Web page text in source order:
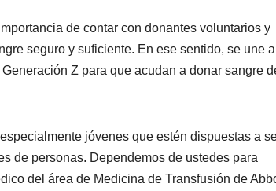
de contar con donantes voluntarios y
seguro y suficiente. En ese sentido, se une al
Z para que acudan a donar sangre
jóvenes que estén dispuestas a
de personas. Dependemos de ustedes para
del área de Medicina de Transfusión de